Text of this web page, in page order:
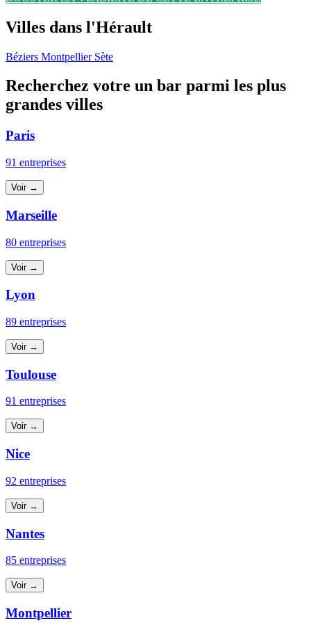
Villes dans l'Hérault
Béziers Montpellier Sète
Recherchez votre un bar parmi les plus
grandes villes
Paris
91 entreprises
Voir →
Marseille
80 entreprises
Voir →
Lyon
89 entreprises
Voir →
Toulouse
91 entreprises
Voir →
Nice
92 entreprises
Voir →
Nantes
85 entreprises
Voir →
Montpellier